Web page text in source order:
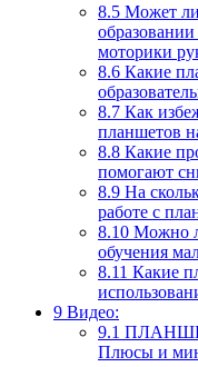
8.5 Может ли
моторики
8.6 Какие
8.7 Как
планшетов
8.8 Какие
помогают
8.9 На
работе с
8.10 Можно
обучения
8.11 Какие
9 Видео:
9.1
Плюсы и